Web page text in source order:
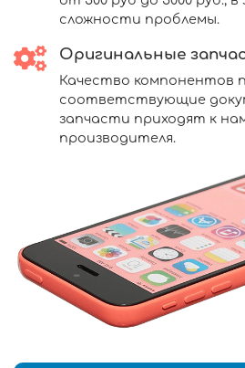
сложности проблемы.
Оригинальные
Качество компонентов
соответствующие
запчасти приходят к
производителя.